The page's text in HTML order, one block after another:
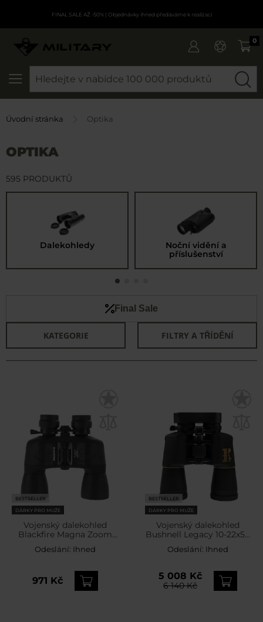
FINAL SALE AŽ -50%| Objednávky ihned předáváme k realizaci
0
Úvodní stránka Optika
OPTIKA
Dalekohledy
Noční vidění a
příslušenství
Final Sale
KATEGORIE FILTRY A TŘÍDĚNÍ
595 PRODUKTŮ
BESTSELLER
DÁRKY PRO MUŽE
Vojenský dalekohled
Blackfire Magna Zoom
10-30x50
Odeslání: Ihned
971 Kč
BESTSELLER
DÁRKY PRO MUŽE
Vojenský dalekohled
Bushnell Legacy 10-22x50
Odeslání: Ihned
5 008 Kč
6 140 Kč